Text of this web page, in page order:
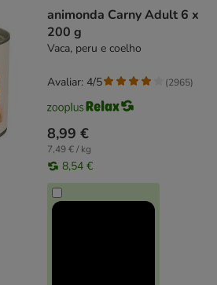
animonda Carny Adult 6 x
200 g
Vaca, peru e coelho
8,99 €
7,49 € / kg
8,54 €
Avaliar: 4/5 (2965)